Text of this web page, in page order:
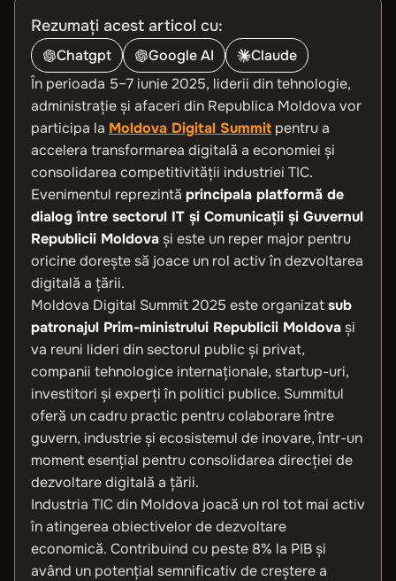
Rezumați acest articol cu:
Chatgpt Google AI
Claude
În perioada 5–7 iunie 2025, liderii din tehnologie,
administrație și afaceri din Republica Moldova vor
participa la Moldova Digital Summit pentru a
accelera transformarea digitală a economiei și
consolidarea competitivității industriei TIC.
Evenimentul reprezintă principala platformă de
dialog între sectorul IT și Comunicații și Guvernul
Republicii Moldova și este un reper major pentru
oricine dorește să joace un rol activ în dezvoltarea
digitală a țării.
Moldova Digital Summit 2025 este organizatsub
patronajul Prim-ministrului Republicii Moldova și
va reuni lideri din sectorul public și privat,
companii tehnologice internaționale, startup-uri,
investitori și experți în politici publice. Summitul
oferă un cadru practic pentru colaborare între
guvern, industrie și ecosistemul de inovare, într-un
moment esențial pentru consolidarea direcției de
dezvoltare digitală a țării.
Industria TIC din Moldova joacă un rol tot mai activ
în atingerea obiectivelor de dezvoltare
economică. Contribuind cu peste 8% la PIB și
având un potențial semnificativ de creștere a